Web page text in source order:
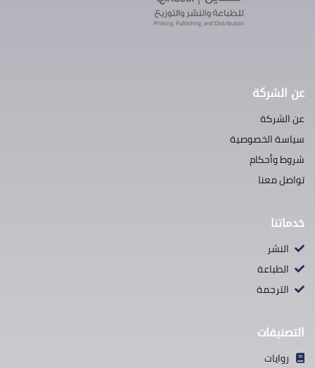
عن الشركة
عن الشركة
سياسة الخصوصية
شروط وأحكام
تواصل معنا
خدماتنا
النشر
الطباعة
الترجمة
التصنيفات
روايات